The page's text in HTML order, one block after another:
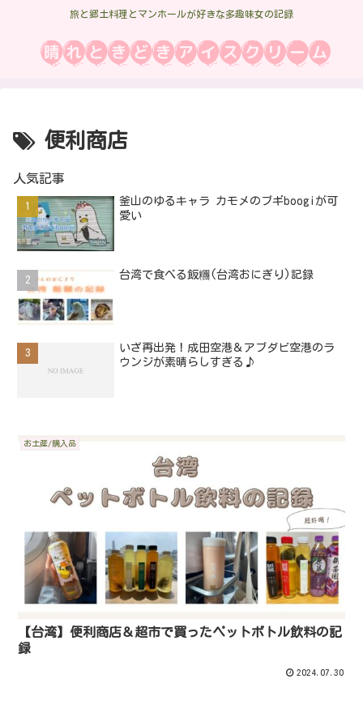
旅と郷土料理とマンホールが好きな多趣味女の記録
便利商店
人気記事
釜山のゆるキャラ カモメのブギboogiが可
愛い
台湾で食べる飯糰(台湾おにぎり)記録
いざ再出発！成田空港＆アブダビ空港のラ
ウンジが素晴らしすぎる♪
お土産/購入品
【台湾】便利商店＆超市で買ったペットボトル飲料の記
録
2024.07.30